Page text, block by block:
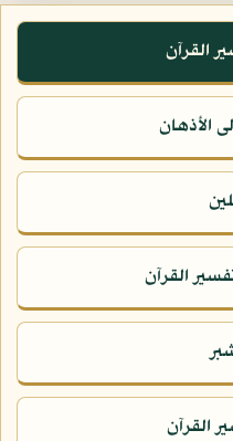
القرآن
الأذهان
القرآن
القرآن